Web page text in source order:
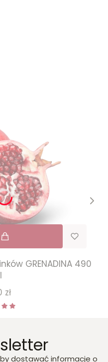
GRENADINA 490
zł
dostawać informacje o